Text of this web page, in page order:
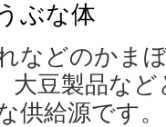
ぶな体
などのかま
大豆製品など
供給源です。